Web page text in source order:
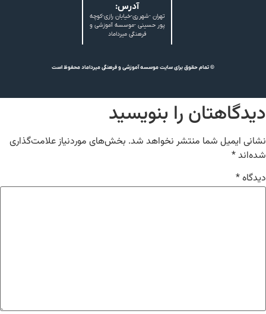
آدرس:
تهران -شهرری-خیابان رازی-کوچه
پور حسینی -موسسه آموزشی و
فرهنگی میرداماد
© تمام حقوق برای سایت موسسه آموزشی و فرهنگی میرداماد محفوظ است
دیدگاهتان را بنویسید
نشانی ایمیل شما منتشر نخواهد شد. بخش‌های موردنیاز علامت‌گذاری
شده‌اند*
دیدگاه*